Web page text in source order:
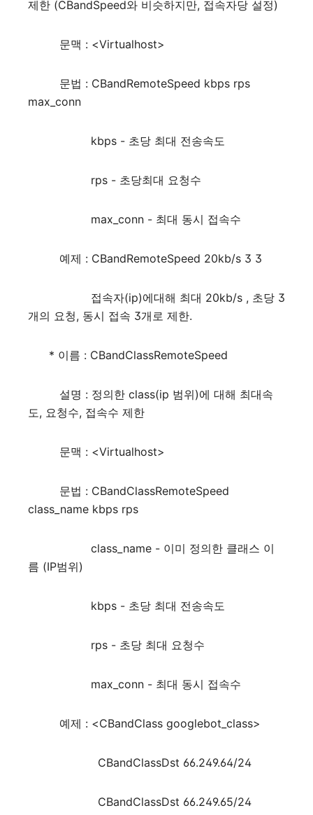
제한 (CBandSpeed와 비슷하지만, 접속자당 설정)
문맥 : <Virtualhost>
문법 : CBandRemoteSpeed kbps rps
max_conn
kbps - 초당 최대 전송속도
rps - 초당최대 요청수
max_conn - 최대 동시 접속수
예제 : CBandRemoteSpeed 20kb/s 3 3
접속자(ip)에대해 최대 20kb/s , 초당 3
개의 요청, 동시 접속 3개로 제한.
* 이름 : CBandClassRemoteSpeed
설명 : 정의한 class(ip 범위)에 대해 최대속
도, 요청수, 접속수 제한
문맥 : <Virtualhost>
문법 : CBandClassRemoteSpeed
class_name kbps rps
class_name - 이미 정의한 클래스 이
름 (IP범위)
kbps - 초당 최대 전송속도
rps - 초당 최대 요청수
max_conn - 최대 동시 접속수
예제 : <CBandClass googlebot_class>
CBandClassDst 66.249.64/24
CBandClassDst 66.249.65/24